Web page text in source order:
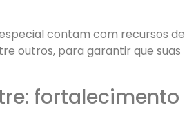
contam com recursos de
outros, para garantir que suas
fortalecimento